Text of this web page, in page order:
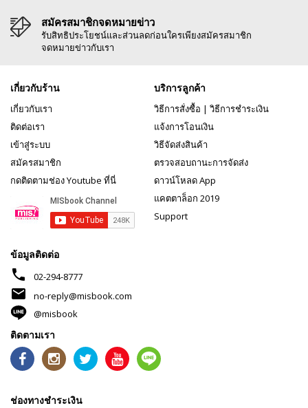
สมัครสมาชิกจดหมายข่าว
รับสิทธิประโยชน์และส่วนลดก่อนใครเพียงสมัครสมาชิก
จดหมายข่าวกับเรา
เกี่ยวกับร้าน
เกี่ยวกับเรา
ติดต่อเรา
เข้าสู่ระบบ
สมัครสมาชิก
กดติดตามช่อง Youtube ที่นี่
บริการลูกค้า
วิธีการสั่งซื้อ | วิธีการชำระเงิน
แจ้งการโอนเงิน
วิธีจัดส่งสินค้า
ตรวจสอบถานะการจัดส่ง
ดาวน์โหลด App
แคตตาล็อก 2019
Support
ข้อมูลติดต่อ
phone 02-294-8777
mail
no-reply@misbook.com
@misbook
ติดตามเรา
ช่องทางชำระเงิน